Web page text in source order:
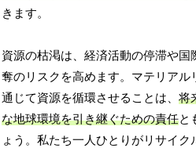
きます。
資源の枯渇は、経済活動の停滞や国
奪のリスクを高めます。マテリアル
通じて資源を循環させることは、将
な地球環境を引き継ぐための責任と
ょう。私たち一人ひとりがリサイク